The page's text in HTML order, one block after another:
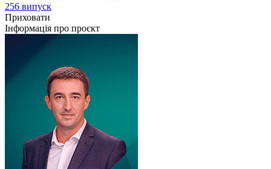
256 випуск
Приховати
Інформація про проєкт